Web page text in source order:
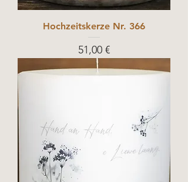
Hochzeitskerze Nr. 366
Prix
51,00 €